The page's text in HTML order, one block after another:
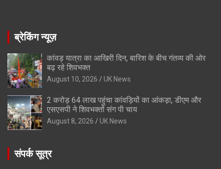
ब्रेकिंग न्यूज़
कांवड़ यात्रा का आखिरी दिन, बारिश के बीच गंतव्य की ओर
बढ़ रहे शिवभक्त
August 10, 2026 UK News
2 करोड़ 64 लाख पहुंचा कांवड़ियों का आंकड़ा, डीएम और
एसएसपी ने शिवभक्तों संग पी चाय
August 8, 2026 UK News
संपर्क सूत्र